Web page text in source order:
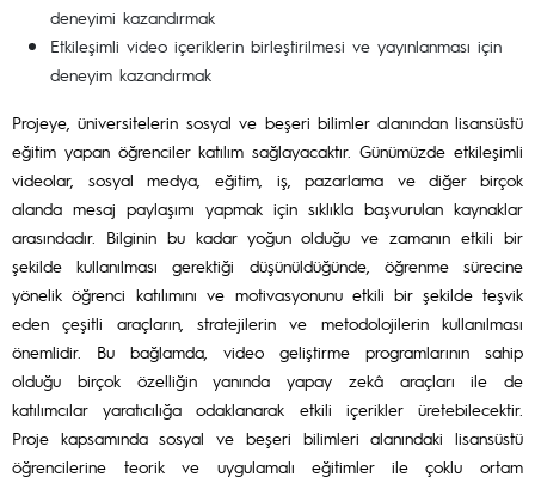
deneyimi kazandırmak
Etkileşimli video içeriklerin birleştirilmesi ve yayınlanması için
deneyim kazandırmak
Projeye, üniversitelerin sosyal ve beşeri bilimler alanından lisansüstü
eğitim yapan öğrenciler katılım sağlayacaktır. Günümüzde etkileşimli
videolar, sosyal medya, eğitim, iş, pazarlama ve diğer birçok
alanda mesaj paylaşımı yapmak için sıklıkla başvurulan kaynaklar
arasındadır. Bilginin bu kadar yoğun olduğu ve zamanın etkili bir
şekilde kullanılması gerektiği düşünüldüğünde, öğrenme sürecine
yönelik öğrenci katılımını ve motivasyonunu etkili bir şekilde teşvik
eden çeşitli araçların, stratejilerin ve metodolojilerin kullanılması
önemlidir. Bu bağlamda, video geliştirme programlarının sahip
olduğu birçok özelliğin yanında yapay zekâ araçları ile de
katılımcılar yaratıcılığa odaklanarak etkili içerikler üretebilecektir.
Proje kapsamında sosyal ve beşeri bilimleri alanındaki lisansüstü
öğrencilerine teorik ve uygulamalı eğitimler ile çoklu ortam